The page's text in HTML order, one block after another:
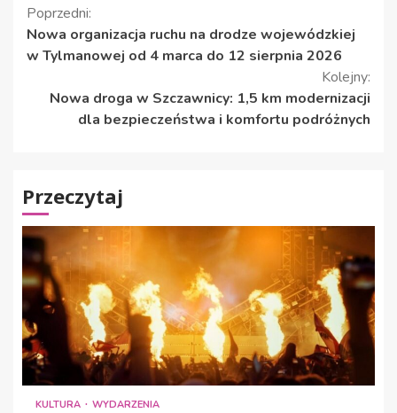
Kontynuuj
czytanie
Poprzedni:
Nowa organizacja ruchu na drodze wojewódzkiej
w Tylmanowej od 4 marca do 12 sierpnia 2026
Kolejny:
Nowa droga w Szczawnicy: 1,5 km modernizacji
dla bezpieczeństwa i komfortu podróżnych
Przeczytaj
KULTURA WYDARZENIA